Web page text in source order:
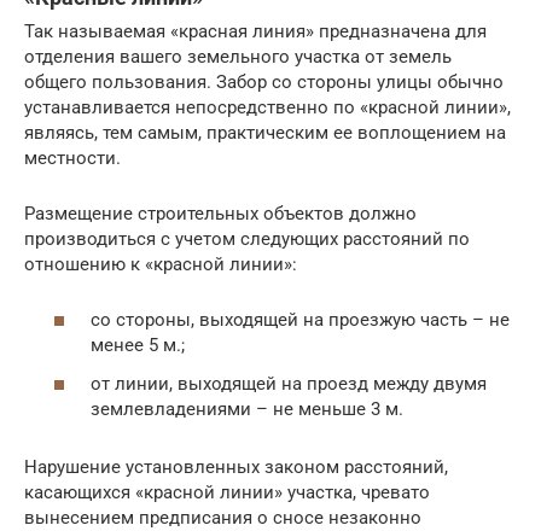
Так называемая «красная линия» предназначена для
отделения вашего земельного участка от земель
общего пользования. Забор со стороны улицы обычно
устанавливается непосредственно по «красной линии»,
являясь, тем самым, практическим ее воплощением на
местности.
Размещение строительных объектов должно
производиться с учетом следующих расстояний по
отношению к «красной линии»:
со стороны, выходящей на проезжую часть – не
менее 5 м.;
от линии, выходящей на проезд между двумя
землевладениями – не меньше 3 м.
Нарушение установленных законом расстояний,
касающихся «красной линии» участка, чревато
вынесением предписания о сносе незаконно